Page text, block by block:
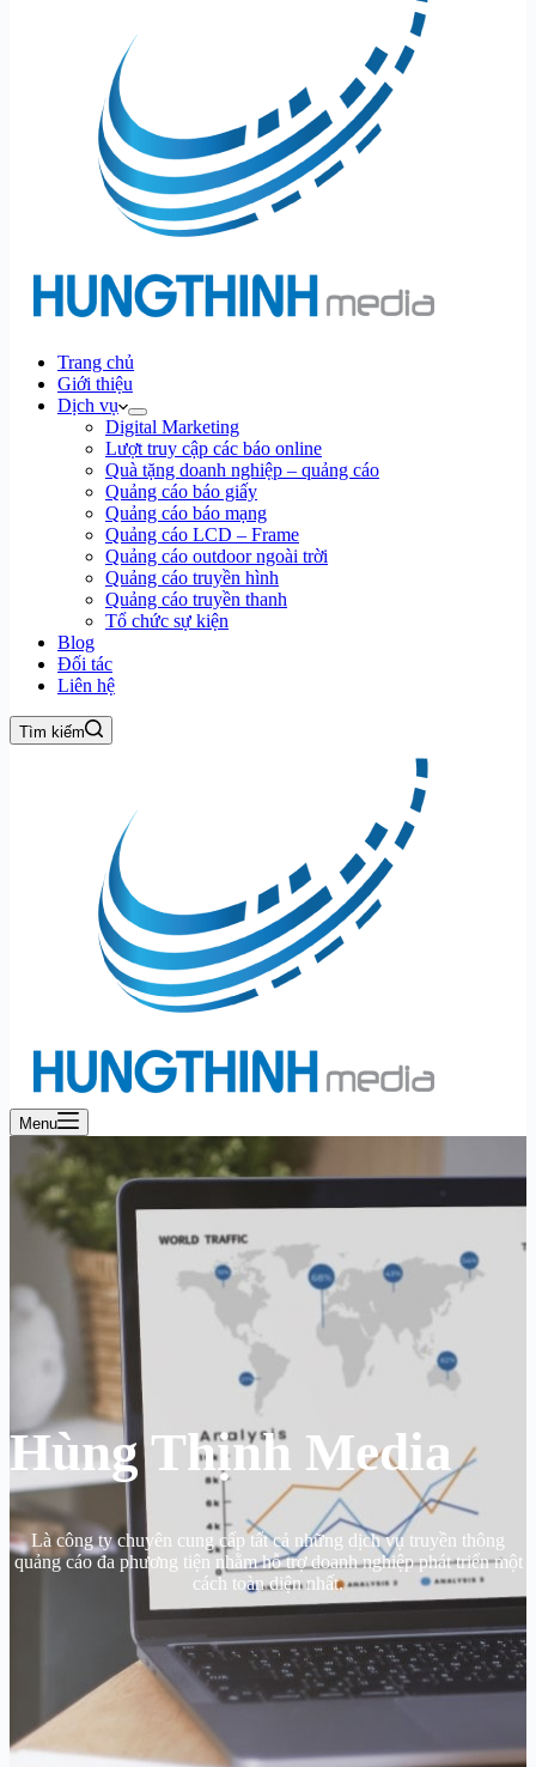
Trang chủ
Giới thiệu
Dịch vụ
Digital Marketing
Lượt truy cập các báo online
Quà tặng doanh nghiệp – quảng cáo
Quảng cáo báo giấy
Quảng cáo báo mạng
Quảng cáo LCD – Frame
Quảng cáo outdoor ngoài trời
Quảng cáo truyền hình
Quảng cáo truyền thanh
Tổ chức sự kiện
Blog
Đối tác
Liên hệ
Tìm kiếm
Menu
Hùng Thịnh Media
Là công ty chuyên cung cấp tất cả những dịch vụ truyền thông
quảng cáo đa phương tiện nhằm hỗ trợ doanh nghiệp phát triển một
cách toàn diện nhất.